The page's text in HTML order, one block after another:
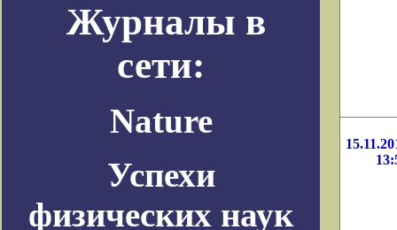
Журналы в
сети:
Nature
Успехи
физических наук